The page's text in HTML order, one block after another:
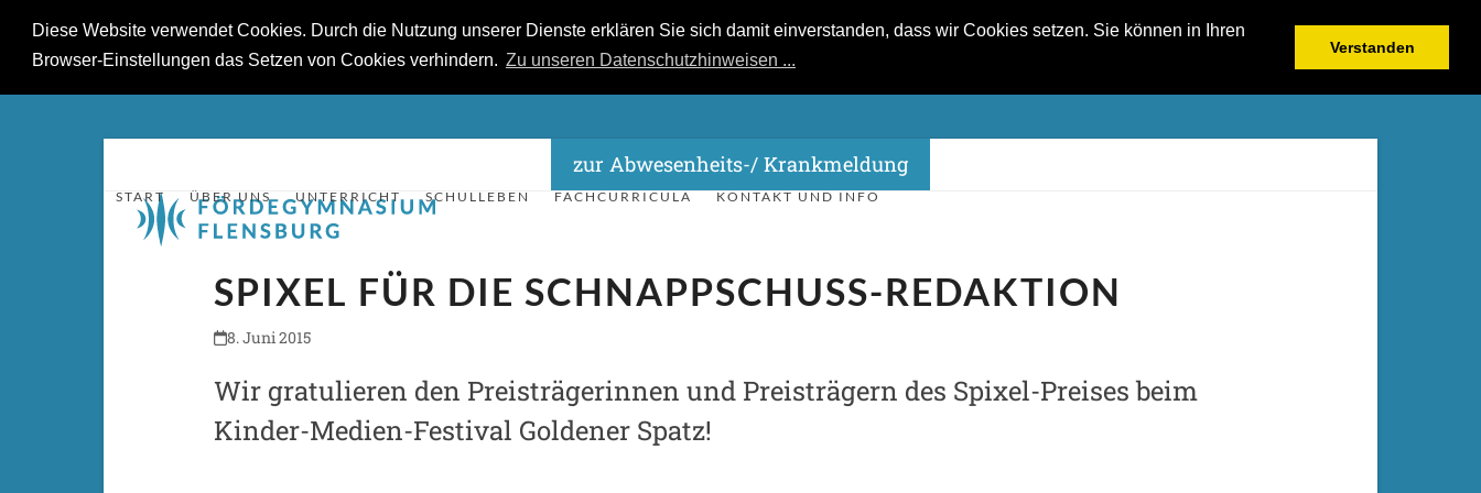
Diese Website verwendet Cookies. Durch die Nutzung unserer Dienste erklären Sie sich damit einverstanden, dass wir Cookies setzen. Sie können in Ihren
Browser-Einstellungen das Setzen von Cookies verhindern. Zu unseren Datenschutzhinweisen ...
Verstanden
zur Abwesenheits-/ Krankmeldung
START ÜBER UNS UNTERRICHT SCHULLEBEN FACHCURRICULA KONTAKT UND INFO
SPIXEL FÜR DIE SCHNAPPSCHUSS-REDAKTION
8. Juni 2015
Wir gratulieren den Preisträgerinnen und Preisträgern des Spixel-Preises beim
Kinder-Medien-Festival Goldener Spatz!